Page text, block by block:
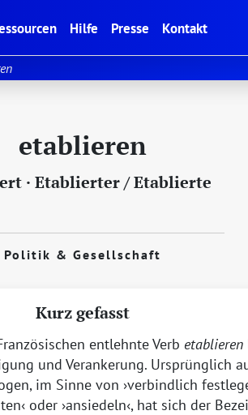
Hilfe Presse Kontakt
etablieren
· Etablierter / Etablierte
Politik & Gesellschaft
Kurz gefasst
entlehnte Verb etablieren
und Verankerung. Ursprünglich
im Sinne von verbindlich
oder ansiedeln , hat sich der